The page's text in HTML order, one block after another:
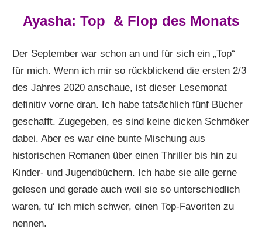
Ayasha: Top & Flop des Monats
Der September war schon an und für sich ein „Top“
für mich. Wenn ich mir so rückblickend die ersten 2/3
des Jahres 2020 anschaue, ist dieser Lesemonat
definitiv vorne dran. Ich habe tatsächlich fünf Bücher
geschafft. Zugegeben, es sind keine dicken Schmöker
dabei. Aber es war eine bunte Mischung aus
historischen Romanen über einen Thriller bis hin zu
Kinder- und Jugendbüchern. Ich habe sie alle gerne
gelesen und gerade auch weil sie so unterschiedlich
waren, tu‘ ich mich schwer, einen Top-Favoriten zu
nennen.